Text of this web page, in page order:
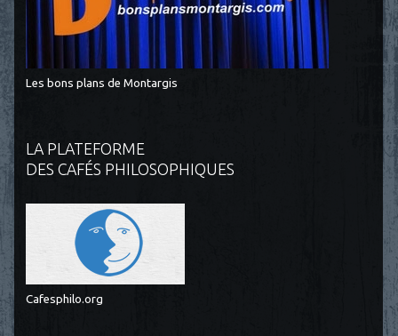
Les bons plans de Montargis
LA PLATEFORME
DES CAFÉS PHILOSOPHIQUES
Cafesphilo.org